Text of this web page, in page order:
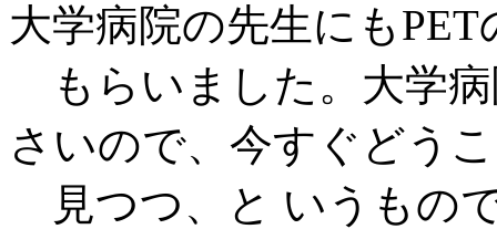
大学病院の先生にも
もらいました。大学
さいので、今すぐどう
見つつ、と いうもの